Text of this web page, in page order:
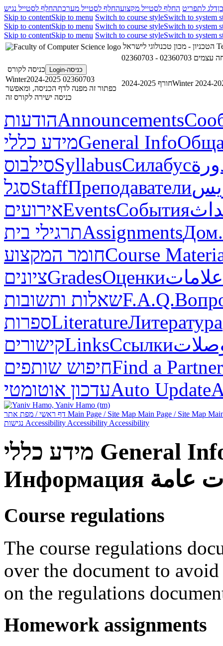
דלג לתפריט החלף לסטייל מקצועהחלף לסטייל מערכתהחלף לסטייל נגיש
Skip to contentSkip to menu Switch to course styleSwitch to system
Skip to contentSkip to menu Switch to course styleSwitch to system
Skip to contentSkip to menu Switch to course styleSwitch to system
מונחה עצמים
כניסה-Login
כניסה לקורס
02360703 Winter2024-2025
כפתור זה מפנה לדף הכניסה, ומאפשר
כניסה ישירה לקורס זה
חורף 2024-2025Winter 2024-
הודעותAnnouncements
מידע כלליGeneral Info
סילבוסSyllabusСилабус
סגלStaffПреподаватели
אירועיםEventsСобытия
תרגילי ביתAssignmentsДом.
חומר המקצועCourse
ציוניםGradesОценкиعلامات
שאלות ותשובותF.A.Q.
ספרותLiteratureЛитература
קישוריםLinksСсылки
חיפוש שותפיםFind a Partner
עדכון אוטומטיAuto Update
Main Page / Site Map Main Page / Site Map
Accessibility Accessibility Accessibility
מידע כללי General
Информация عامة
Course regulations
The course regulations
over the document to
on the regulations
Homework assignments